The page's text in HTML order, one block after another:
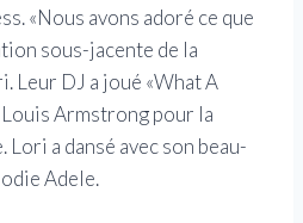
«Nous avons adoré ce que
sous-jacente de la
Leur DJ a joué «What A
Armstrong pour la
a dansé avec son beau-
Adele.